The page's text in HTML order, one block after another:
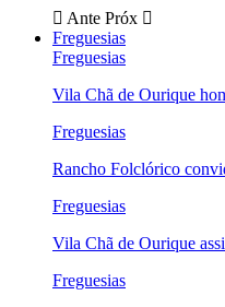
Ante Próx
Freguesias
Freguesias
Vila Chã de Ourique
Freguesias
Rancho Folclórico
Freguesias
Vila Chã de Ourique
Freguesias